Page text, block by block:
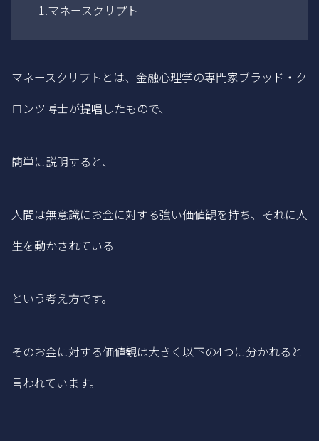
1.マネースクリプト
マネースクリプトとは、金融心理学の専門家ブラッド・ク
ロンツ博士が提唱したもので、
簡単に説明すると、
人間は無意識にお金に対する強い価値観を持ち、それに人
生を動かされている
という考え方です。
そのお金に対する価値観は大きく以下の4つに分かれると
言われています。